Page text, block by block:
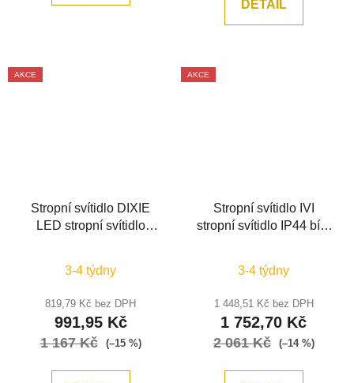
DETAIL
AKCE
Stropní svítidlo DIXIE
LED stropní svítidlo
D220 H25 - NOVA
3-4 týdny
819,79 Kč bez DPH
991,95 Kč
1 167 Kč (–15 %)
AKCE
Stropní svítidlo IVI
stropní svítidlo IP44 bílé
3-4 týdny
1 448,51 Kč bez DPH
1 752,70 Kč
2 061 Kč (–14 %)